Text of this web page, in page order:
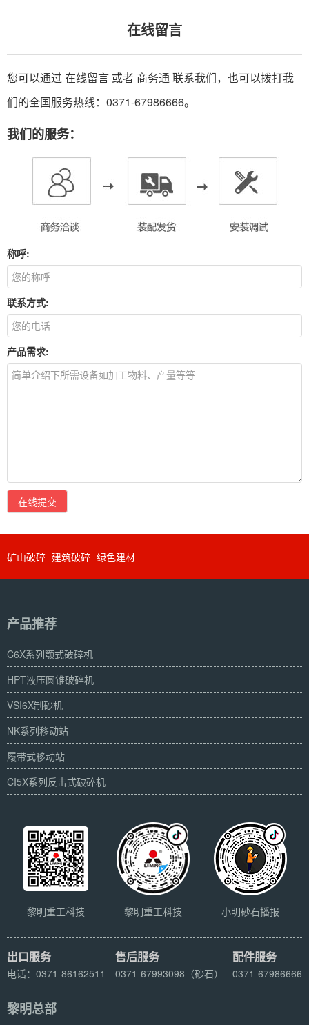
在线留言
您可以通过 在线留言 或者 商务通联系我们，也可以拨打我
们的全国服务热线：0371-67986666。
我们的服务：
称呼:
联系方式:
产品需求:
在线提交
矿山破碎 建筑破碎 绿色建材
产品推荐
C6X系列颚式破碎机
HPT液压圆锥破碎机
VSI6X制砂机
NK系列移动站
履带式移动站
CI5X系列反击式破碎机
黎明重工科技 黎明重工科技 小明砂石播报
出口服务
电话：0371-86162511
售后服务
0371-67993098（砂石）
配件服务
0371-67986666
黎明总部